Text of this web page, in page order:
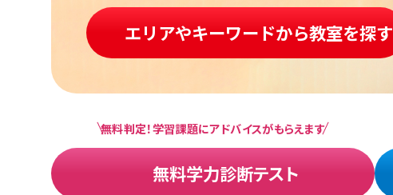
エリアやキーワードから教室を探す
無料判定！学習課題にアドバイスがもらえます
無料学力診断テスト